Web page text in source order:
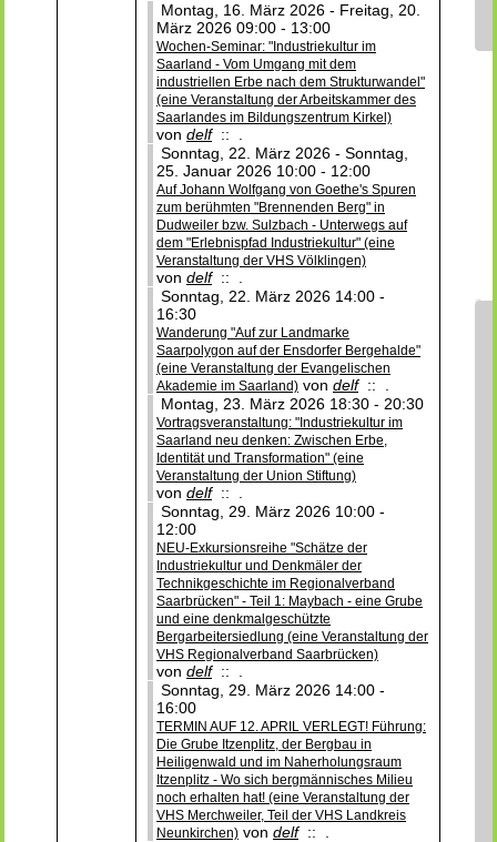
Montag, 16. März 2026 - Freitag, 20.
März 2026 09:00 - 13:00
Wochen-Seminar: "Industriekultur im
Saarland - Vom Umgang mit dem
industriellen Erbe nach dem Strukturwandel"
(eine Veranstaltung der Arbeitskammer des
Saarlandes im Bildungszentrum Kirkel)
von delf:: .
Sonntag, 22. März 2026 - Sonntag,
25. Januar 2026 10:00 - 12:00
Auf Johann Wolfgang von Goethe's Spuren
zum berühmten "Brennenden Berg" in
Dudweiler bzw. Sulzbach - Unterwegs auf
dem "Erlebnispfad Industriekultur" (eine
Veranstaltung der VHS Völklingen)
von delf:: .
Sonntag, 22. März 2026 14:00 -
16:30
Wanderung "Auf zur Landmarke
Saarpolygon auf der Ensdorfer Bergehalde"
(eine Veranstaltung der Evangelischen
Akademie im Saarland) von delf:: .
Montag, 23. März 2026 18:30 - 20:30
Vortragsveranstaltung: "Industriekultur im
Saarland neu denken: Zwischen Erbe,
Identität und Transformation" (eine
Veranstaltung der Union Stiftung)
von delf:: .
Sonntag, 29. März 2026 10:00 -
12:00
NEU-Exkursionsreihe "Schätze der
Industriekultur und Denkmäler der
Technikgeschichte im Regionalverband
Saarbrücken" - Teil 1: Maybach - eine Grube
und eine denkmalgeschützte
Bergarbeitersiedlung (eine Veranstaltung der
VHS Regionalverband Saarbrücken)
von delf:: .
Sonntag, 29. März 2026 14:00 -
16:00
TERMIN AUF 12. APRIL VERLEGT! Führung:
Die Grube Itzenplitz, der Bergbau in
Heiligenwald und im Naherholungsraum
Itzenplitz - Wo sich bergmännisches Milieu
noch erhalten hat! (eine Veranstaltung der
VHS Merchweiler, Teil der VHS Landkreis
Neunkirchen) von delf:: .